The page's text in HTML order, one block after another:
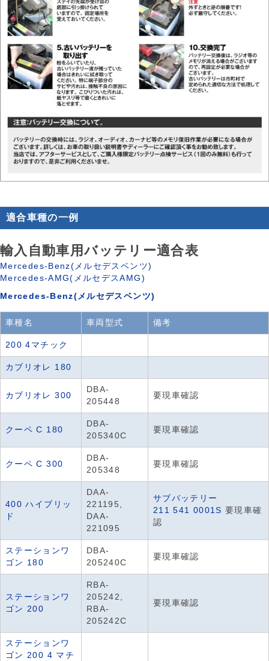
適合車種の一例
輸入自動車用バッテリー適合表
Mercedes-Benz(メルセデスベンツ)
Mercedes-AMG(メルセデスAMG)
Mercedes-Benz(メルセデスベンツ)
車種名 車両型式 備考
200 4マチック
カブリオレ 180
カブリオレ 300
DBA-
205448
要現車確認
クーペ C 180
DBA-
205340C
要現車確認
クーペ C 300
DBA-
205348
要現車確認
400 ハイブリッ
ド
DAA-
221195,
DAA-
221095
サブバッテリー
211 541 0001S 要現車確
認
ステーションワ
ゴン 180
DBA-
205240C
要現車確認
ステーションワ
ゴン 200
RBA-
205242,
RBA-
205242C
要現車確認
ステーションワ
ゴン 200 4 マチ